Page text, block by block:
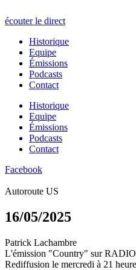
écouter le direct
Historique
Equipe
Émissions
Podcasts
Contact
Historique
Equipe
Émissions
Podcasts
Contact
Facebook
Autoroute US
16/05/2025
Patrick Lachambre
L'émission "Country" sur RADIO
Rediffusion le mercredi à 21